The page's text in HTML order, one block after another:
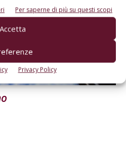
Per saperne di più su questi scopi
Accetta
Privacy Policy